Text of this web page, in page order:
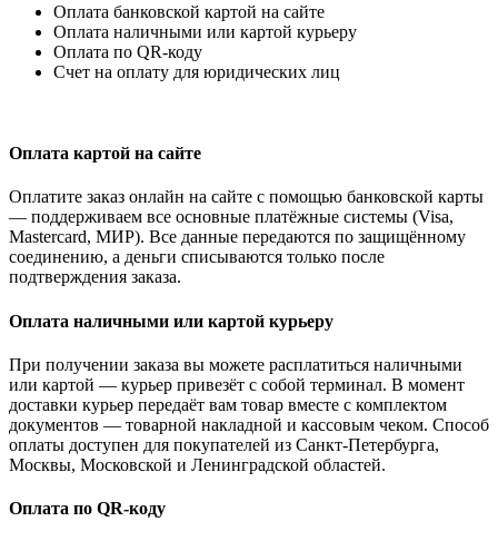
Оплата банковской картой на сайте
Оплата наличными или картой курьеру
Оплата по QR-коду
Счет на оплату для юридических лиц
Оплата картой на сайте
Оплатите заказ онлайн на сайте с помощью банковской карты
— поддерживаем все основные платёжные системы (Visa,
Mastercard, МИР). Все данные передаются по защищённому
соединению, а деньги списываются только после
подтверждения заказа.
Оплата наличными или картой курьеру
При получении заказа вы можете расплатиться наличными
или картой — курьер привезёт с собой терминал. В момент
доставки курьер передаёт вам товар вместе с комплектом
документов — товарной накладной и кассовым чеком. Способ
оплаты доступен для покупателей из Санкт-Петербурга,
Москвы, Московской и Ленинградской областей.
Оплата по QR-коду